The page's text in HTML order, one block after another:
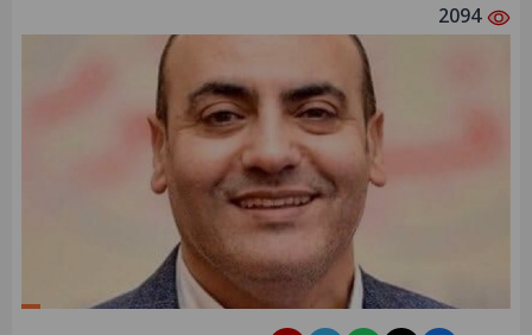
2094